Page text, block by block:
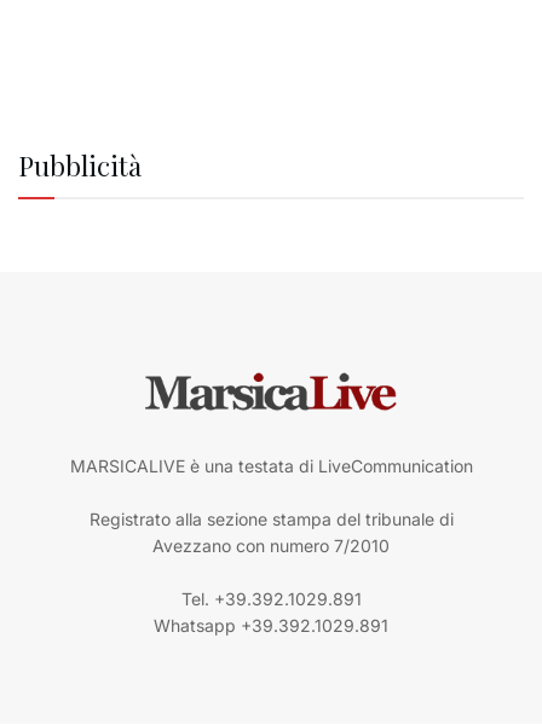
Pubblicità
MARSICALIVE è una testata di LiveCommunication
Registrato alla sezione stampa del tribunale di
Avezzano con numero 7/2010
Tel. +39.392.1029.891
Whatsapp +39.392.1029.891